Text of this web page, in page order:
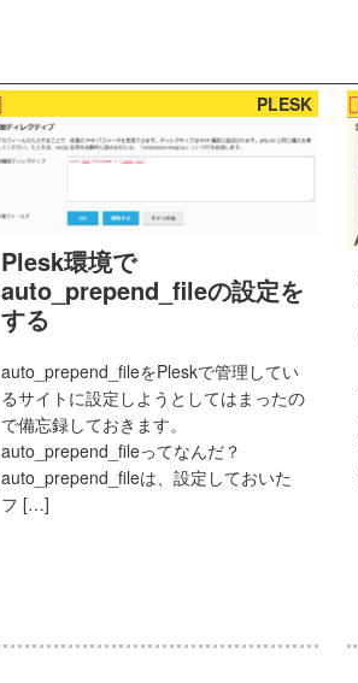
PLESK
Plesk環境で
auto_prepend_fileの設定を
する
auto_prepend_fileをPleskで管理してい
るサイトに設定しようとしてはまったの
で備忘録しておきます。
auto_prepend_fileってなんだ？
auto_prepend_fileは、設定しておいた
フ […]